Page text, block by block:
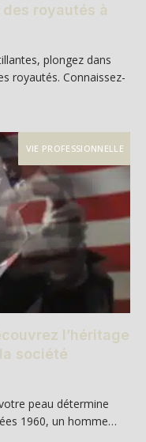
royautés à
plongez dans
royautés. Connaissez-
VIE PROFESSIONNELLE
l’héritage
société
peau détermine
1960, un homme…